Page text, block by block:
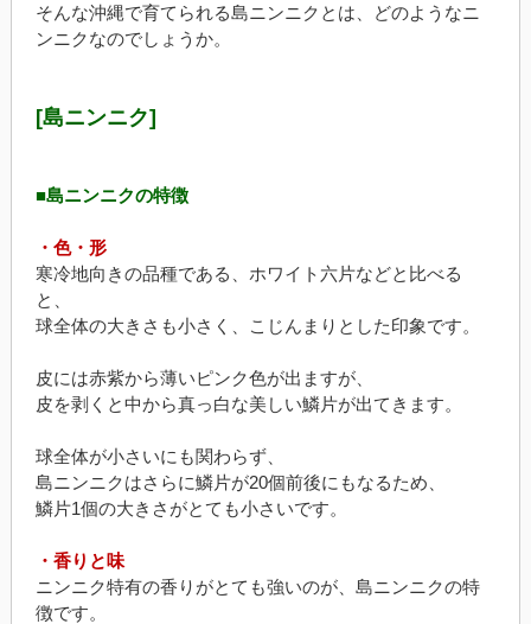
そんな沖縄で育てられる島ニンニクとは、どのようなニ
ンニクなのでしょうか。
[島ニンニク]
■島ニンニクの特徴
・色・形
寒冷地向きの品種である、ホワイト六片などと比べる
と、
球全体の大きさも小さく、こじんまりとした印象です。
皮には赤紫から薄いピンク色が出ますが、
皮を剥くと中から真っ白な美しい鱗片が出てきます。
球全体が小さいにも関わらず、
島ニンニクはさらに鱗片が20個前後にもなるため、
鱗片1個の大きさがとても小さいです。
・香りと味
ニンニク特有の香りがとても強いのが、島ニンニクの特
徴です。